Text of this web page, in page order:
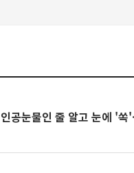
인공눈물인 줄 알고 눈에 '